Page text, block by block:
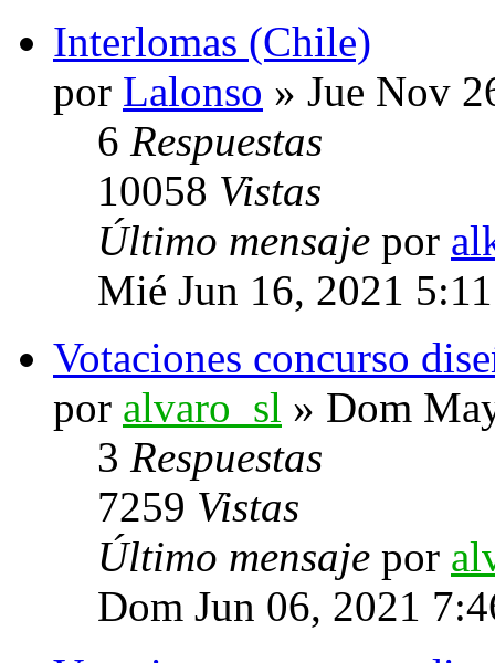
Interlomas (Chile)
por Lalonso » Jue Nov
6 Respuestas
10058 Vistas
Último mensaje por
Mié Jun 16, 2021
Votaciones concurso
por alvaro_sl » Dom
3 Respuestas
7259 Vistas
Último mensaje por
Dom Jun 06, 2021